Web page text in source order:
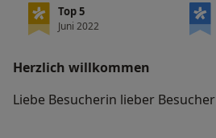
Top 5
Juni 2022
Herzlich willkommen
Liebe Besucherin lieber Besucher